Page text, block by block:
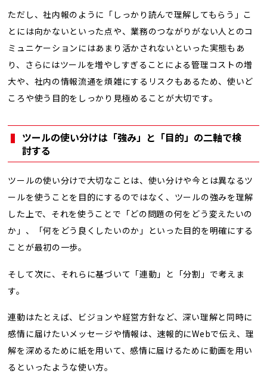
ただし、社内報のように「しっかり読んで理解してもらう」こ
とには向かないといった点や、業務のつながりがない人とのコ
ミュニケーションにはあまり活かされないといった実態もあ
り、さらにはツールを増やしすぎることによる管理コストの増
大や、社内の情報流通を煩雑にするリスクもあるため、使いど
ころや使う目的をしっかり見極めることが大切です。
ツールの使い分けは「強み」と「目的」の二軸で検
討する
ツールの使い分けで大切なことは、使い分けや今とは異なるツ
ールを使うことを目的にするのではなく、ツールの強みを理解
した上で、それを使うことで「どの問題の何をどう変えたいの
か」、「何をどう良くしたいのか」といった目的を明確にする
ことが最初の一歩。
そして次に、それらに基づいて「連動」と「分割」で考えま
す。
連動はたとえば、ビジョンや経営方針など、深い理解と同時に
感情に届けたいメッセージや情報は、速報的にWebで伝え、理
解を深めるために紙を用いて、感情に届けるために動画を用い
るといったような使い方。